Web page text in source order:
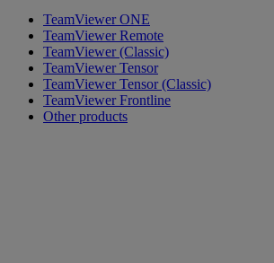
TeamViewer ONE
TeamViewer Remote
TeamViewer (Classic)
TeamViewer Tensor
TeamViewer Tensor (Classic)
TeamViewer Frontline
Other products